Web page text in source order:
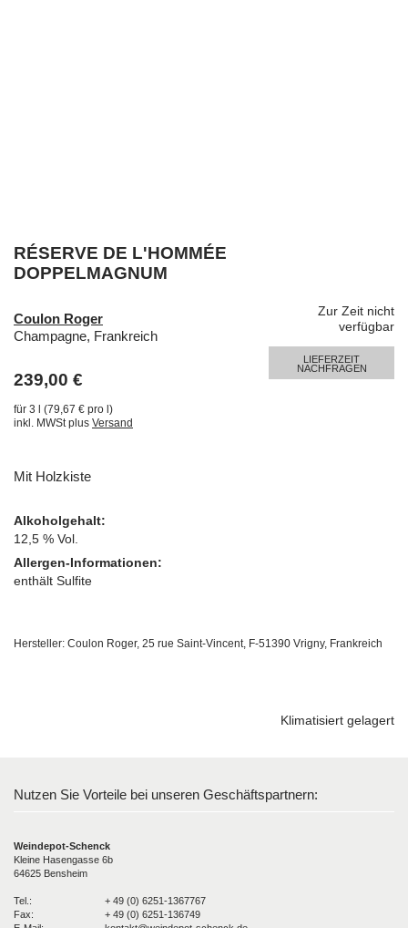
RÉSERVE DE L'HOMMÉE
DOPPELMAGNUM
Coulon Roger
Champagne, Frankreich
239,00 €
für 3 l (79,67 € pro l)
inkl. MWSt plus Versand
Zur Zeit nicht
verfügbar
LIEFERZEIT
NACHFRAGEN
Mit Holzkiste
Alkoholgehalt:
12,5 % Vol.
Allergen-Informationen:
enthält Sulfite
Hersteller: Coulon Roger, 25 rue Saint-Vincent, F-51390 Vrigny, Frankreich
Klimatisiert gelagert
Nutzen Sie Vorteile bei unseren Geschäftspartnern:
Weindepot-Schenck
Kleine Hasengasse 6b
64625 Bensheim
Tel.:
+ 49 (0) 6251-1367767
Fax:
+ 49 (0) 6251-136749